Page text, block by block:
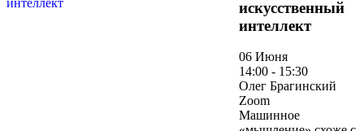
искусственный
интеллект
06 Июня
14:00 - 15:30
Олег Брагинский
Zoom
Машинное